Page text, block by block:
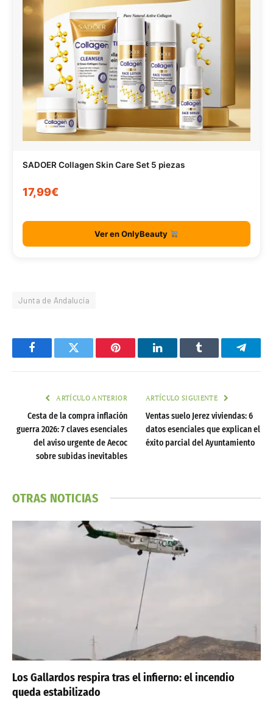
SADOER Collagen Skin Care Set 5 piezas
17,99€
Ver en OnlyBeauty
Junta de Andalucía
FacebookTwitter Pinterest LinkedInTumblr
ARTÍCULO ANTERIOR
Cesta de la compra inflación
guerra 2026: 7 claves esenciales
del aviso urgente de Aecoc
sobre subidas inevitables
ARTÍCULO SIGUIENTE
Ventas suelo Jerez viviendas: 6
datos esenciales que explican el
éxito parcial del Ayuntamiento
OTRAS NOTICIAS
Los Gallardos respira tras el infierno: el incendio
queda estabilizado